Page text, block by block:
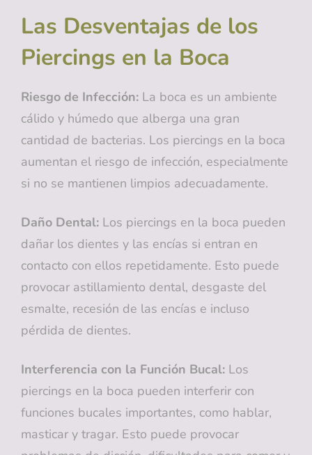
Las Desventajas de los
Piercings en la Boca
Riesgo de Infección: La boca es un ambiente
cálido y húmedo que alberga una gran
cantidad de bacterias. Los piercings en la boca
aumentan el riesgo de infección, especialmente
si no se mantienen limpios adecuadamente.
Daño Dental: Los piercings en la boca pueden
dañar los dientes y las encías si entran en
contacto con ellos repetidamente. Esto puede
provocar astillamiento dental, desgaste del
esmalte, recesión de las encías e incluso
pérdida de dientes.
Interferencia con la Función Bucal: Los
piercings en la boca pueden interferir con
funciones bucales importantes, como hablar,
masticar y tragar. Esto puede provocar